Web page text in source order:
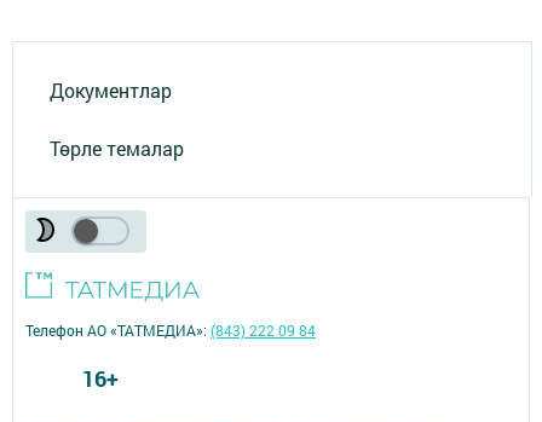
Документлар
Төрле темалар
Телефон АО «ТАТМЕДИА»:(843) 222 09 84
16+